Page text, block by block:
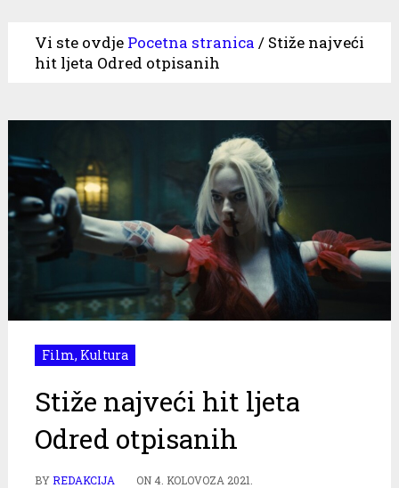
Vi ste ovdje Pocetna stranica / Stiže najveći
hit ljeta Odred otpisanih
Film, Kultura
Stiže najveći hit ljeta
Odred otpisanih
BYREDAKCIJA ON 4. KOLOVOZA 2021.